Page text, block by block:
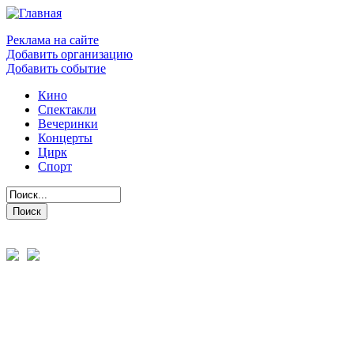
Реклама на сайте
Добавить организацию
Добавить событие
Кино
Спектакли
Вечеринки
Концерты
Цирк
Спорт